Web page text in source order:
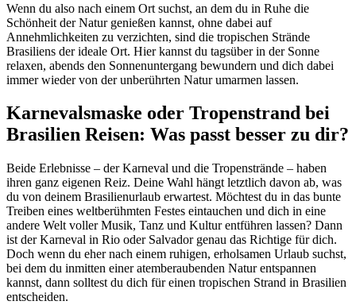
Wenn du also nach einem Ort suchst, an dem du in Ruhe die
Schönheit der Natur genießen kannst, ohne dabei auf
Annehmlichkeiten zu verzichten, sind die tropischen Strände
Brasiliens der ideale Ort. Hier kannst du tagsüber in der Sonne
relaxen, abends den Sonnenuntergang bewundern und dich dabei
immer wieder von der unberührten Natur umarmen lassen.
Karnevalsmaske oder Tropenstrand bei
Brasilien Reisen: Was passt besser zu dir?
Beide Erlebnisse – der Karneval und die Tropenstrände – haben
ihren ganz eigenen Reiz. Deine Wahl hängt letztlich davon ab, was
du von deinem Brasilienurlaub erwartest. Möchtest du in das bunte
Treiben eines weltberühmten Festes eintauchen und dich in eine
andere Welt voller Musik, Tanz und Kultur entführen lassen? Dann
ist der Karneval in Rio oder Salvador genau das Richtige für dich.
Doch wenn du eher nach einem ruhigen, erholsamen Urlaub suchst,
bei dem du inmitten einer atemberaubenden Natur entspannen
kannst, dann solltest du dich für einen tropischen Strand in Brasilien
entscheiden.